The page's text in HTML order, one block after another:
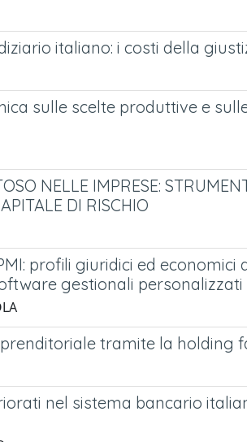
italiano: i costi della
sulle scelte produttive e
NELLE IMPRESE:
DI RISCHIO
profili giuridici ed
gestionali personalizzati
tramite la holding
nel sistema bancario